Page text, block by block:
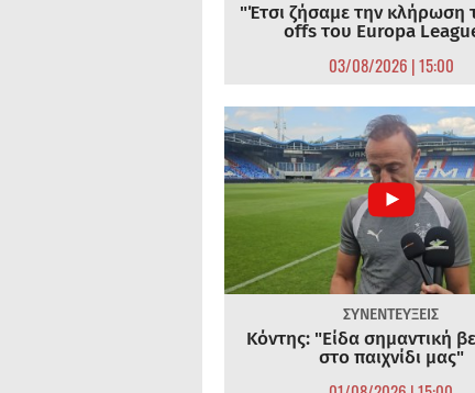
"Έτσι ζήσαμε την κλήρωση
offs του Europa
03/08/2026 | 15:00
ΣΥΝΕΝΤΕΥΞΕΙΣ
Κόντης: "Είδα σημαντική
στο παιχνίδι μας"